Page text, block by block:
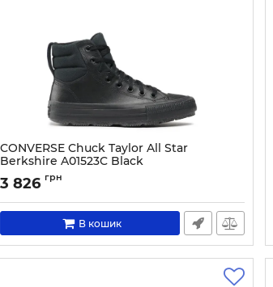
CONVERSE Chuck Taylor All Star
Berkshire A01523C Black
Артикул: 0000303254872-37
3 826 грн
В кошик